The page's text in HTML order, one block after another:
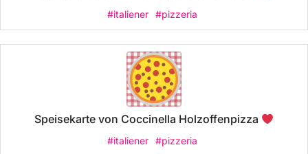
#italiener #pizzeria
Speisekarte von Coccinella Holzoffenpizza
#italiener #pizzeria